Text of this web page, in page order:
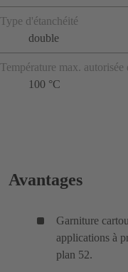
Type d'étanchéité
double
Température max. autorisée
100 °C
Avantages
Garniture
applications à
plan 52.